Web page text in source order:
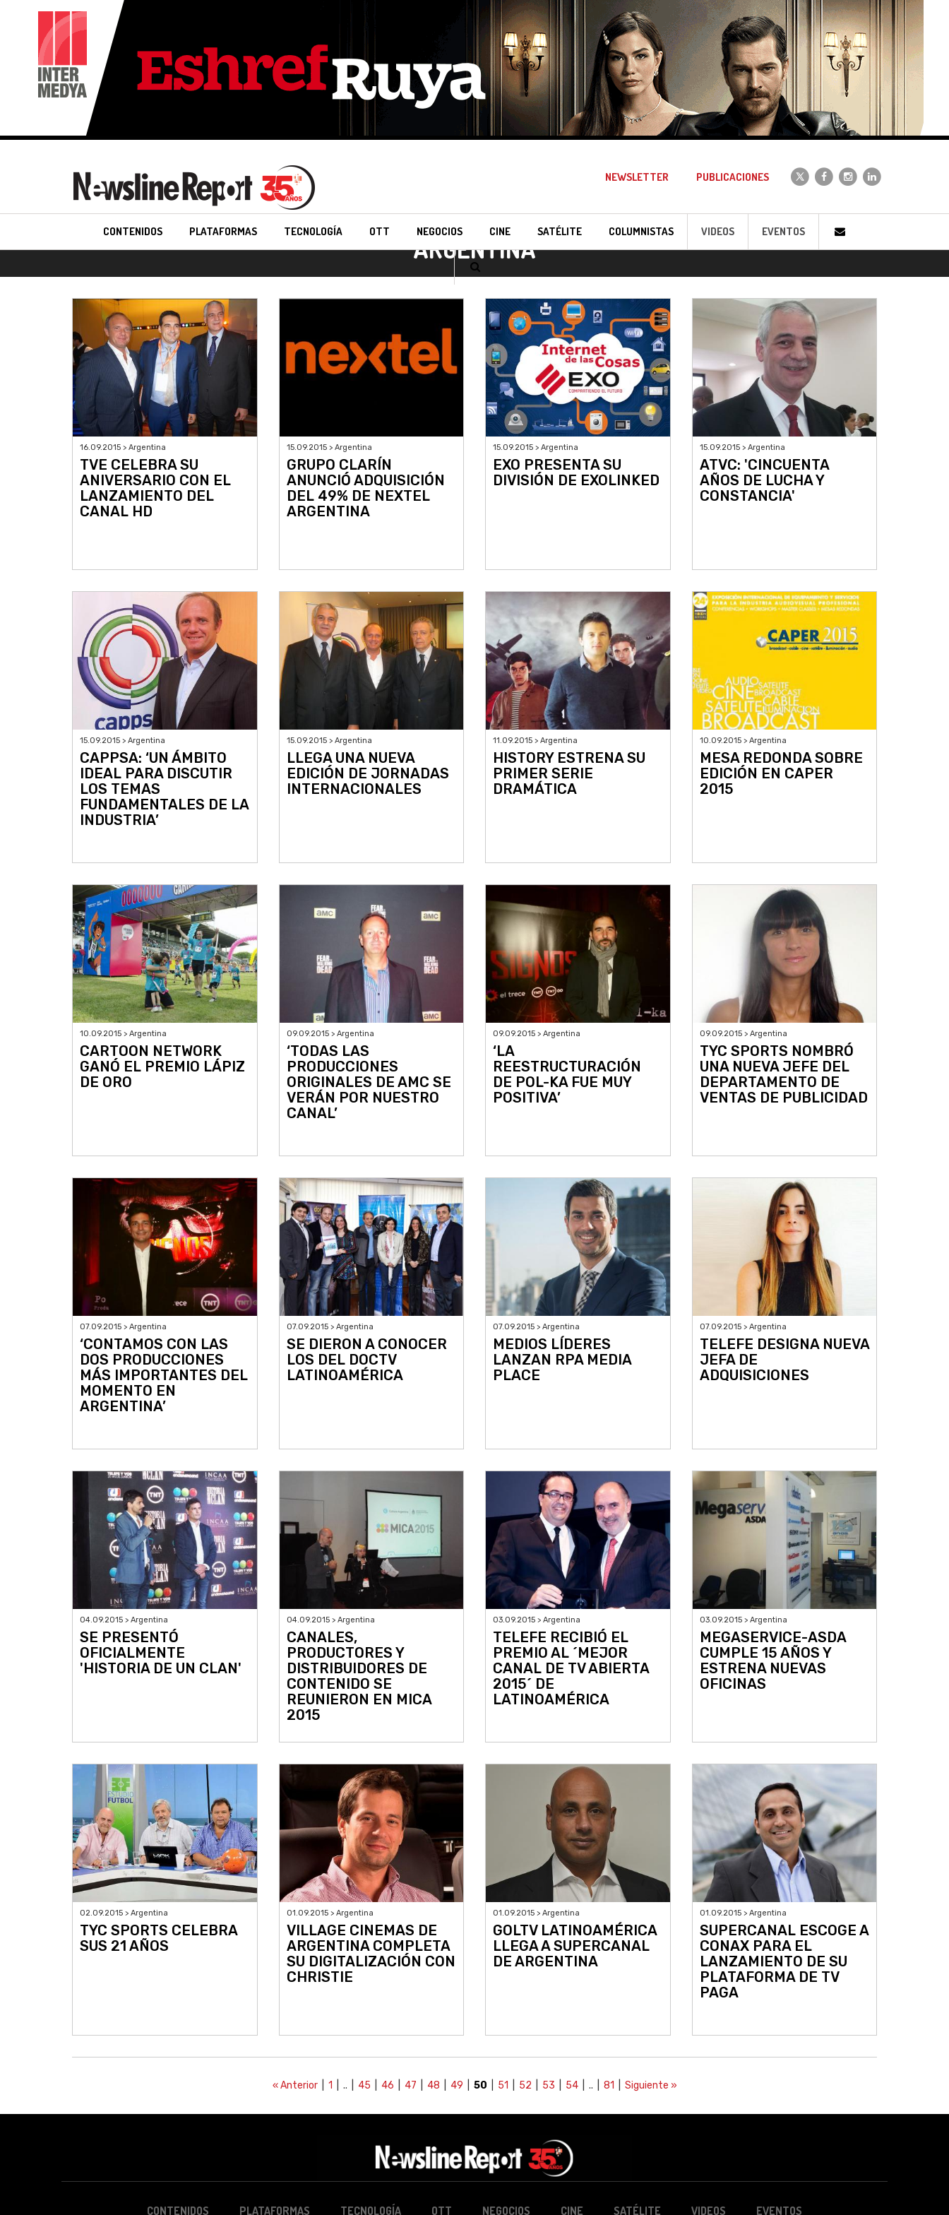
NEWSLETTER PUBLICACIONES
CONTENIDOS PLATAFORMAS TECNOLOGÍA OTT NEGOCIOS CINE SATÉLITE COLUMNISTAS VIDEOS EVENTOS
ARGENTINA
16.09.2015 > Argentina
TVE CELEBRA SU
ANIVERSARIO CON EL
LANZAMIENTO DEL
CANAL HD
15.09.2015 > Argentina
GRUPO CLARÍN
ANUNCIÓ ADQUISICIÓN
DEL 49% DE NEXTEL
ARGENTINA
15.09.2015 > Argentina
EXO PRESENTA SU
DIVISIÓN DE EXOLINKED
15.09.2015 > Argentina
ATVC: 'CINCUENTA
AÑOS DE LUCHA Y
CONSTANCIA'
15.09.2015 > Argentina
CAPPSA: ‘UN ÁMBITO
IDEAL PARA DISCUTIR
LOS TEMAS
FUNDAMENTALES DE LA
INDUSTRIA’
15.09.2015 > Argentina
LLEGA UNA NUEVA
EDICIÓN DE JORNADAS
INTERNACIONALES
11.09.2015 > Argentina
HISTORY ESTRENA SU
PRIMER SERIE
DRAMÁTICA
10.09.2015 > Argentina
MESA REDONDA SOBRE
EDICIÓN EN CAPER
2015
10.09.2015 > Argentina
CARTOON NETWORK
GANÓ EL PREMIO LÁPIZ
DE ORO
09.09.2015 > Argentina
‘TODAS LAS
PRODUCCIONES
ORIGINALES DE AMC SE
VERÁN POR NUESTRO
CANAL’
09.09.2015 > Argentina
‘LA
REESTRUCTURACIÓN
DE POL-KA FUE MUY
POSITIVA’
09.09.2015 > Argentina
TYC SPORTS NOMBRÓ
UNA NUEVA JEFE DEL
DEPARTAMENTO DE
VENTAS DE PUBLICIDAD
07.09.2015 > Argentina
‘CONTAMOS CON LAS
DOS PRODUCCIONES
MÁS IMPORTANTES DEL
MOMENTO EN
ARGENTINA’
07.09.2015 > Argentina
SE DIERON A CONOCER
LOS DEL DOCTV
LATINOAMÉRICA
07.09.2015 > Argentina
MEDIOS LÍDERES
LANZAN RPA MEDIA
PLACE
07.09.2015 > Argentina
TELEFE DESIGNA NUEVA
JEFA DE
ADQUISICIONES
04.09.2015 > Argentina
SE PRESENTÓ
OFICIALMENTE
'HISTORIA DE UN CLAN'
04.09.2015 > Argentina
CANALES,
PRODUCTORES Y
DISTRIBUIDORES DE
CONTENIDO SE
REUNIERON EN MICA
2015
03.09.2015 > Argentina
TELEFE RECIBIÓ EL
PREMIO AL ´MEJOR
CANAL DE TV ABIERTA
2015´ DE
LATINOAMÉRICA
03.09.2015 > Argentina
MEGASERVICE-ASDA
CUMPLE 15 AÑOS Y
ESTRENA NUEVAS
OFICINAS
02.09.2015 > Argentina
TYC SPORTS CELEBRA
SUS 21 AÑOS
01.09.2015 > Argentina
VILLAGE CINEMAS DE
ARGENTINA COMPLETA
SU DIGITALIZACIÓN CON
CHRISTIE
01.09.2015 > Argentina
GOLTV LATINOAMÉRICA
LLEGA A SUPERCANAL
DE ARGENTINA
01.09.2015 > Argentina
SUPERCANAL ESCOGE A
CONAX PARA EL
LANZAMIENTO DE SU
PLATAFORMA DE TV
PAGA
« Anterior| 1 | .. | 45 46 47 48 49 50 51 52 53 54| .. | 81 Siguiente »
CONTENIDOS PLATAFORMAS TECNOLOGÍA OTT NEGOCIOS CINE SATÉLITE VIDEOS EVENTOS